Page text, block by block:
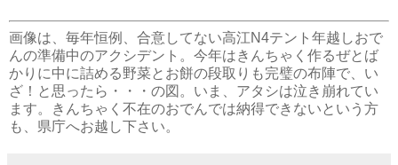
画像は、毎年恒例、合意してない高江N4テント年越しおで
んの準備中のアクシデント。今年はきんちゃく作るぜとば
かりに中に詰める野菜とお餅の段取りも完璧の布陣で、い
ざ！と思ったら・・・の図。いま、アタシは泣き崩れてい
ます。きんちゃく不在のおでんでは納得できないという方
も、県庁へお越し下さい。